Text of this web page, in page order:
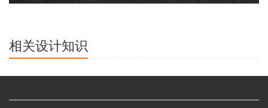
相关设计知识